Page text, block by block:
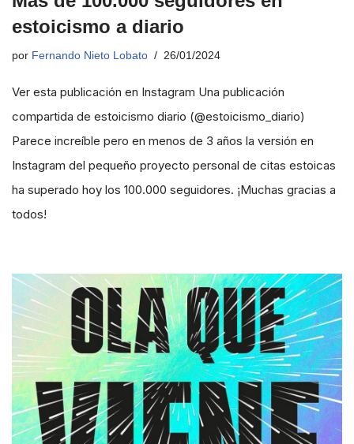
estoicismo a diario
por Fernando Nieto Lobato 26/01/2024
Ver esta publicación en Instagram Una publicación
compartida de estoicismo diario (@estoicismo_diario)
Parece increíble pero en menos de 3 años la versión en
Instagram del pequeño proyecto personal de citas estoicas
ha superado hoy los 100.000 seguidores. ¡Muchas gracias a
todos!